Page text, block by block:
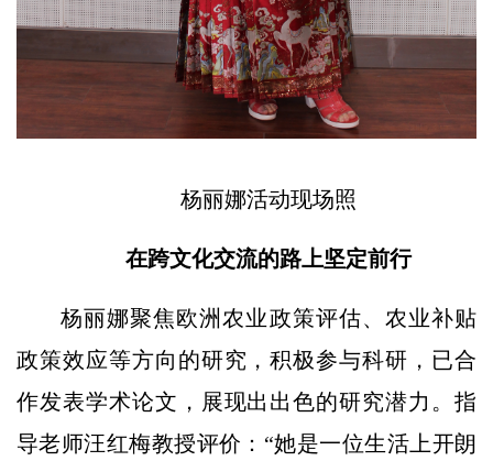
杨丽娜活动现场照
在跨文化交流的路上坚定前行
杨丽娜聚焦欧洲农业政策评估、农业补贴
政策效应等方向的研究，积极参与科研，已合
作发表学术论文，展现出出色的研究潜力。指
导老师汪红梅教授评价：“她是一位生活上开朗